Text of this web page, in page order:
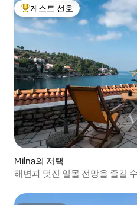
상위 게스트 선호
게스트 선호
Milna의 저택
해변과 멋진 일몰 전망을 즐길